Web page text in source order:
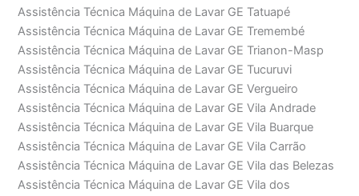
Assistência Técnica Máquina de Lavar GE Tatuapé
Assistência Técnica Máquina de Lavar GE Tremembé
Assistência Técnica Máquina de Lavar GE Trianon-Masp
Assistência Técnica Máquina de Lavar GE Tucuruvi
Assistência Técnica Máquina de Lavar GE Vergueiro
Assistência Técnica Máquina de Lavar GE Vila Andrade
Assistência Técnica Máquina de Lavar GE Vila Buarque
Assistência Técnica Máquina de Lavar GE Vila Carrão
Assistência Técnica Máquina de Lavar GE Vila das Belezas
Assistência Técnica Máquina de Lavar GE Vila dos